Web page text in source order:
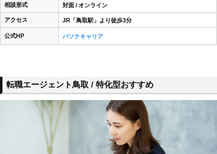
相談形式 対面 / オンライン
アクセス JR「鳥取駅」より徒歩3分
公式HP パソナキャリア
転職エージェント鳥取 / 特化型おすすめ